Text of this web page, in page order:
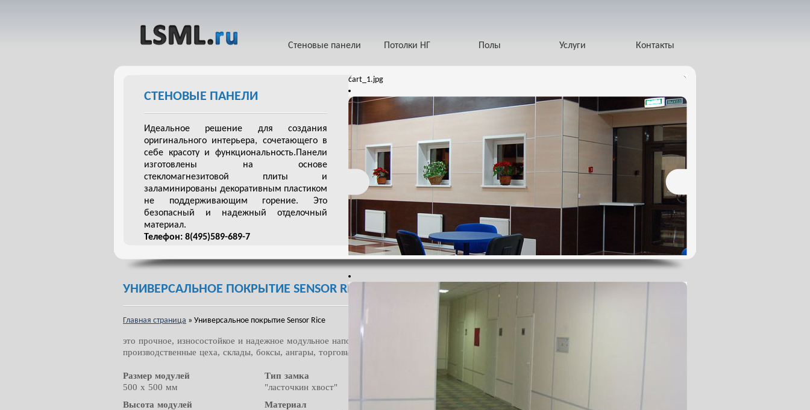
Стеновые панели Потолки НГ Полы Услуги Контакты
СТЕНОВЫЕ ПАНЕЛИ
Идеальное решение для создания
оригинального интерьера, сочетающего в
себе красоту и функциональность.Панели
изготовлены на основе
стекломагнезитовой плиты и
заламинированы декоративным пластиком
не поддерживающим горение. Это
безопасный и надежный отделочный
материал.
Телефон: 8(495)589-689-7
cart_1.jpg
УНИВЕРСАЛЬНОЕ ПОКРЫТИЕ SENSOR RICE
Главная страница » Универсальное покрытие Sensor Rice
это прочное, износостойкое и надежное модульное напольное ПВХ-покрытие. Продажа для помещений с высокой степенью нагрузки —
производственные цеха, склады, боксы, ангары, торговые помещения, гаражи
Размер модулей
Тип замка
500 x 500 мм
"ласточкин хвост"
Высота модулей
Материал